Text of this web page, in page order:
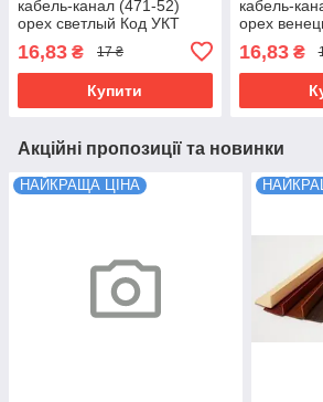
кабель-канал (471-52)
орех светлый Код УКТ
16,83 ₴ 17 ₴
Купити
кабель-
орех
16,83₴
Акційні пропозиції та новинки
НАЙКРАЩА ЦІНА